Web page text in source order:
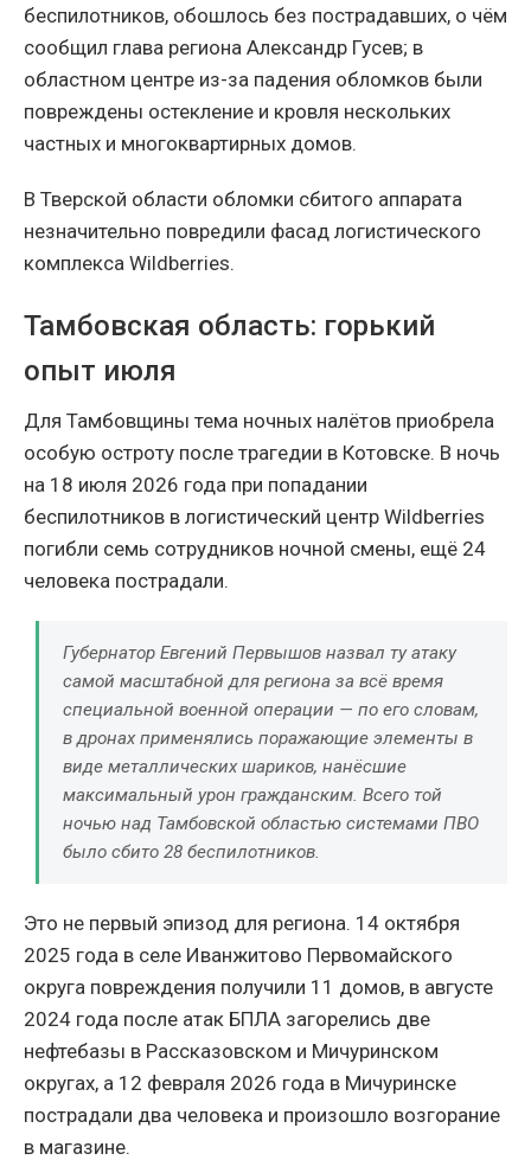
беспилотников, обошлось без пострадавших, о чём
сообщил глава региона Александр Гусев; в
областном центре из-за падения обломков были
повреждены остекление и кровля нескольких
частных и многоквартирных домов.
В Тверской области обломки сбитого аппарата
незначительно повредили фасад логистического
комплекса Wildberries.
Тамбовская область: горький
опыт июля
Для Тамбовщины тема ночных налётов приобрела
особую остроту после трагедии в Котовске. В ночь
на 18 июля 2026 года при попадании
беспилотников в логистический центр Wildberries
погибли семь сотрудников ночной смены, ещё 24
человека пострадали.
Губернатор Евгений Первышов назвал ту атаку
самой масштабной для региона за всё время
специальной военной операции — по его словам,
в дронах применялись поражающие элементы в
виде металлических шариков, нанёсшие
максимальный урон гражданским. Всего той
ночью над Тамбовской областью системами ПВО
было сбито 28 беспилотников.
Это не первый эпизод для региона. 14 октября
2025 года в селе Иванжитово Первомайского
округа повреждения получили 11 домов, в августе
2024 года после атак БПЛА загорелись две
нефтебазы в Рассказовском и Мичуринском
округах, а 12 февраля 2026 года в Мичуринске
пострадали два человека и произошло возгорание
в магазине.